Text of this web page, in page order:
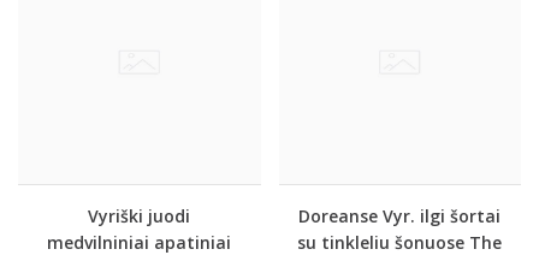
Vyriški juodi
medvilniniai apatiniai
Doreanse Vyr. ilgi šortai
su tinkleliu šonuose The